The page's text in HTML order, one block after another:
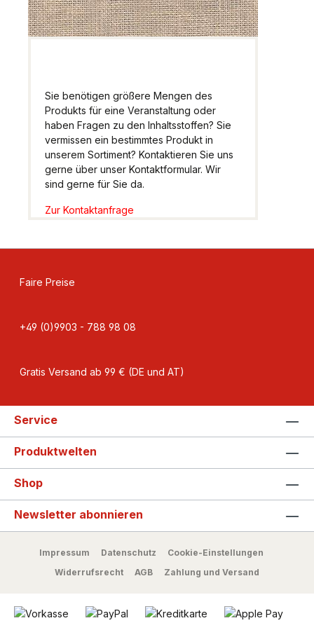
Sie benötigen größere Mengen des
Produkts für eine Veranstaltung oder
haben Fragen zu den Inhaltsstoffen? Sie
vermissen ein bestimmtes Produkt in
unserem Sortiment? Kontaktieren Sie uns
gerne über unser Kontaktformular. Wir
sind gerne für Sie da.
Zur Kontaktanfrage
Faire Preise
+49 (0)9903 - 788 98 08
Gratis Versand ab 99 € (DE und AT)
Service
Produktwelten
Shop
Newsletter abonnieren
Impressum Datenschutz
Cookie-Einstellungen
Widerrufsrecht
AGB Zahlung und Versand